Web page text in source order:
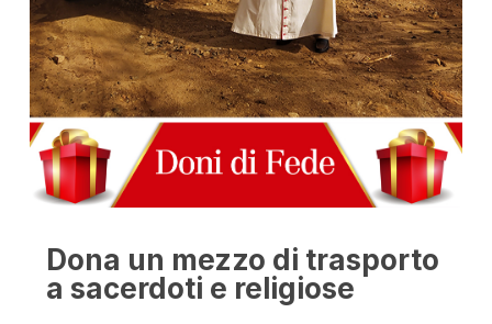
Dona un mezzo di trasporto
a sacerdoti e religiose